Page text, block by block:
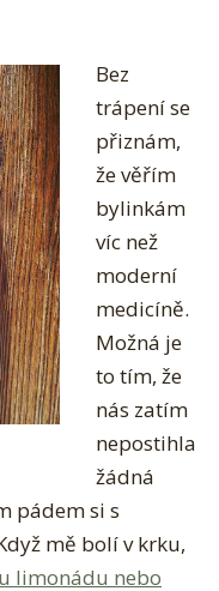
Bez
trápení se
přiznám,
že věřím
bylinkám
víc než
moderní
medicíně.
Možná je
to tím, že
nás zatím
nepostihla
žádná
pádem si s
mě bolí v krku,
limonádu nebo